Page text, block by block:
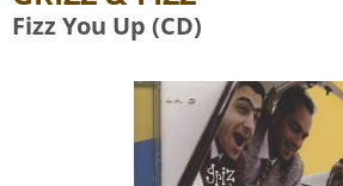
Fizz You Up (CD)